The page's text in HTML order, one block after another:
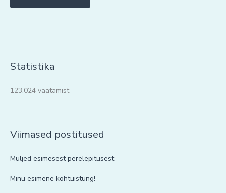
Statistika
123,024 vaatamist
Viimased postitused
Muljed esimesest perelepitusest
Minu esimene kohtuistung!